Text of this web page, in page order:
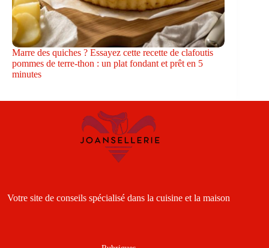
Marre des quiches ? Essayez cette recette de clafoutis
pommes de terre-thon : un plat fondant et prêt en 5
minutes
Votre site de conseils spécialisé dans la cuisine et la maison